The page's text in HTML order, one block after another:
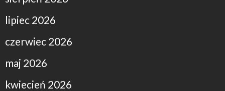
lipiec 2026
czerwiec 2026
maj 2026
kwiecień 2026